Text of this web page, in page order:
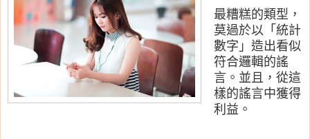
最糟糕的類型，
莫過於以「統計
數字」造出看似
符合邏輯的謠
言。並且，從這
樣的謠言中獲得
利益。